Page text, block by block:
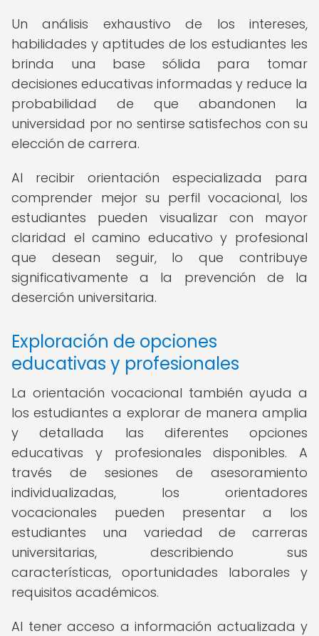
Un análisis exhaustivo de los intereses,
habilidades y aptitudes de los estudiantes les
brinda una base sólida para tomar
decisiones educativas informadas y reduce la
probabilidad de que abandonen la
universidad por no sentirse satisfechos con su
elección de carrera.
Al recibir orientación especializada para
comprender mejor su perfil vocacional, los
estudiantes pueden visualizar con mayor
claridad el camino educativo y profesional
que desean seguir, lo que contribuye
significativamente a la prevención de la
deserción universitaria.
Exploración de opciones
educativas y profesionales
La orientación vocacional también ayuda a
los estudiantes a explorar de manera amplia
y detallada las diferentes opciones
educativas y profesionales disponibles. A
través de sesiones de asesoramiento
individualizadas, los orientadores
vocacionales pueden presentar a los
estudiantes una variedad de carreras
universitarias, describiendo sus
características, oportunidades laborales y
requisitos académicos.
Al tener acceso a información actualizada y